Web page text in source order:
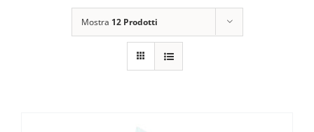
Mostra 12 Prodotti